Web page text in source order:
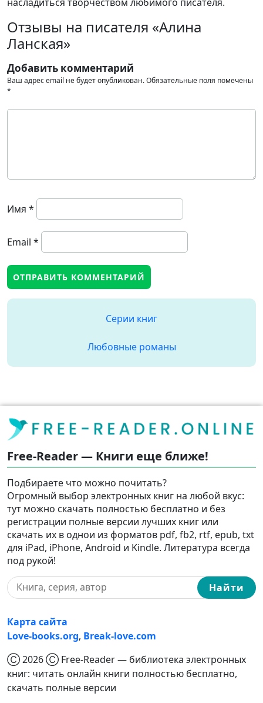
Отзывы на писателя «Алина
Ланская»
Добавить комментарий
Ваш адрес email не будет опубликован.Обязательные поля помечены
*
Имя *
Email *
Серии книг
Любовные романы
Free-Reader — Книги еще ближе!
Подбираете что можно почитать?
Огромный выбор электронных книг на любой вкус:
тут можно скачать полностью бесплатно и без
регистрации полные версии лучших книг или
скачать их в однои из форматов pdf, fb2, rtf, epub, txt
для iPad, iPhone, Android и Kindle. Литература всегда
под рукой!
Найти
Карта сайта
Love-books.org, Break-love.com
Ⓒ 2026 Ⓒ Free-Reader — библиотека электронных
книг: читать онлайн книги полностью бесплатно,
скачать полные версии